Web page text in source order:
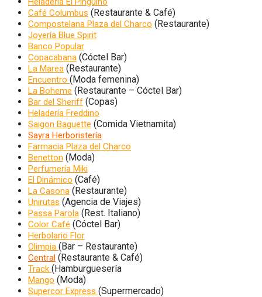
Café Columbus (Restaurante & Café)
Compostelana Plaza del Charco (Restaurante)
Joyería Blue Spirit
Banco Popular
Copacabana (Cóctel Bar)
La Marea (Restaurante)
Encuentro (Moda femenina)
La Boheme (Restaurante – Cóctel Bar)
Bar del Sheriff (Copas)
Heladería Freddino
Saigon Baguette (Comida Vietnamita)
Sayra Herboristería
Farmacia Plaza del Charco
Benetton (Moda)
Perfumería Miki
El Dinámico (Café)
La Casona (Restaurante)
Unirutas (Agencia de Viajes)
Passa Parola (Rest. Italiano)
Color Café (Cóctel Bar)
Herbolario Flor
Olimpia (Bar – Restaurante)
Central (Restaurante & Café)
Track (Hamburguesería
Mango (Moda)
Supercor Express (Supermercado)